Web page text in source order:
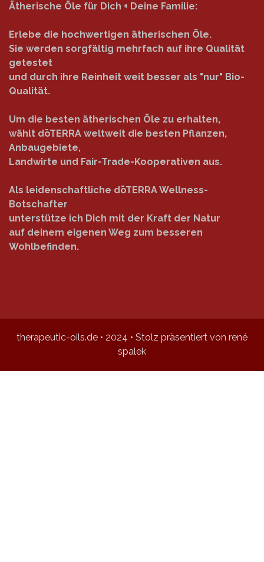
Ätherische Öle für Dich + Deine Familie:
Erlebe die hochwertigen ätherischen Öle.
Sie werden sorgfältig mehrfach auf ihre Qualität
getestet
und durch ihre Reinheit weit besser als "nur" Bio-
Qualität.
Um die besten ätherischen Öle zu erhalten,
wählt dōTERRA weltweit die besten Pflanzen,
Anbaugebiete,
Landwirte und Fair-Trade-Kooperativen aus.
Als leidenschaftliche dōTERRA Wellness-
Botschafter
unterstütze ich Dich mit der Kraft der Natur
auf deinem eigenen Weg zum besseren
Wohlbefinden.
therapeutic-oils.de • 2024 • Stolz präsentiert von rené
spalek